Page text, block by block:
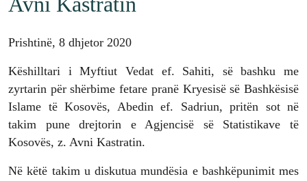
Prishtinë, 8 dhjetor 2020
Këshilltari i Myftiut Vedat ef. Sahiti, së bashku me
zyrtarin për shërbime fetare pranë Kryesisë së Bashkësisë
Islame të Kosovës, Abedin ef. Sadriun, pritën sot në
takim pune drejtorin e Agjencisë së Statistikave të
Kosovës, z. Avni Kastratin.
Në këtë takim u diskutua mundësia e bashkëpunimit mes